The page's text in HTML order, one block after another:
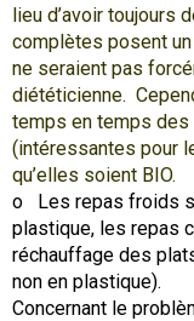
lieu d’avoir toujours
complètes posent
ne seraient pas
diététicienne.
temps en temps
(intéressantes pour
qu’elles soient BIO.
o Les repas froids
plastique, les repas
réchauffage des
non en plastique).
Concernant le